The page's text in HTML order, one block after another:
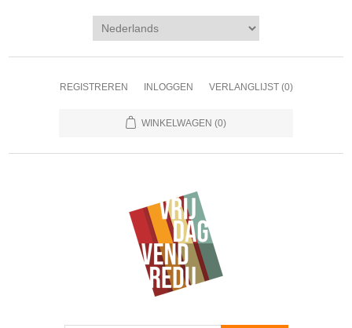
REGISTREREN INLOGGEN VERLANGLIJST (0)
WINKELWAGEN (0)